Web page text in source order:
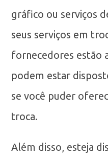
gráfico ou serviços
seus serviços em
fornecedores estão
podem estar
se você puder
troca.
Além disso, esteja